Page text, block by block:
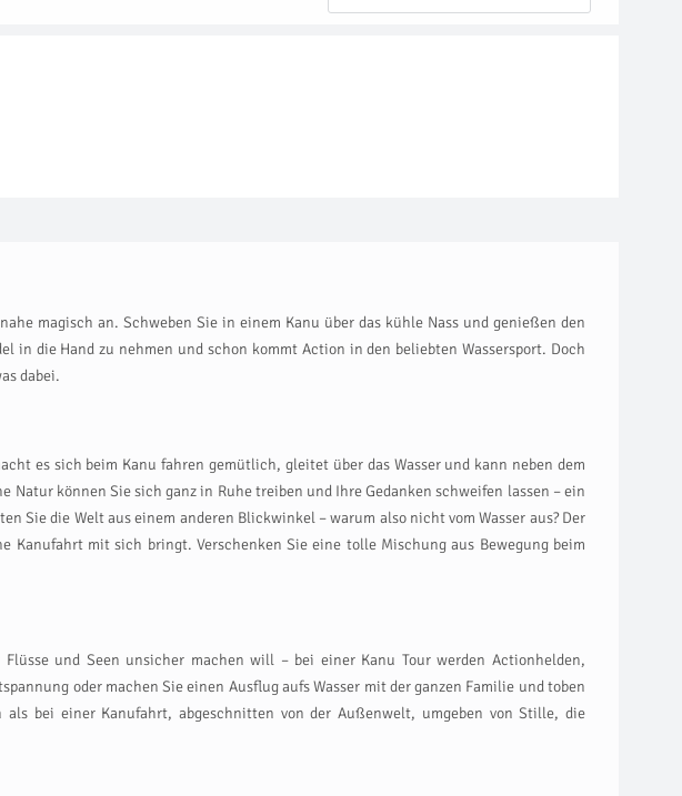
magisch an. Schweben Sie in einem Kanu über das kühle Nass und genießen den
die Hand zu nehmen und schon kommt Action in den beliebten Wassersport. Doch
dabei.
es sich beim Kanu fahren gemütlich, gleitet über das Wasser und kann neben dem
können Sie sich ganz in Ruhe treiben und Ihre Gedanken schweifen lassen – ein
Sie die Welt aus einem anderen Blickwinkel – warum also nicht vom Wasser aus? Der
mit sich bringt. Verschenken Sie eine tolle Mischung aus Bewegung beim
und Seen unsicher machen will – bei einer Kanu Tour werden Actionhelden,
oder machen Sie einen Ausflug aufs Wasser mit der ganzen Familie und toben
bei einer Kanufahrt, abgeschnitten von der Außenwelt, umgeben von Stille, die